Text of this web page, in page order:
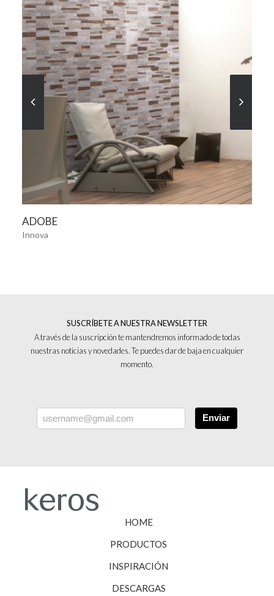
ADOBE
Innova
SUSCRÍBETE A NUESTRA NEWSLETTER
A través de la suscripción te mantendremos informado de todas
nuestras noticias y novedades. Te puedes dar de baja en cualquier
momento.
Enviar
HOME
PRODUCTOS
INSPIRACIÓN
DESCARGAS